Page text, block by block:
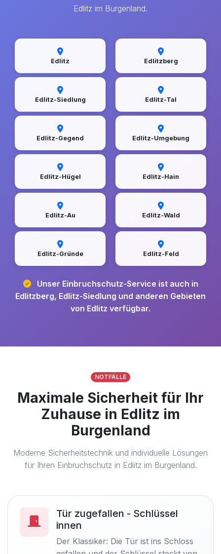
Edlitz im Burgenland.
Edlitz Edlitzberg
Edlitz-Siedlung Edlitz-Tal
Edlitz-Gegend Edlitz-Umgebung
Edlitz-Hügel Edlitz-Hain
Edlitz-Au Edlitz-Wald
Edlitz-Gründe Edlitz-Feld
Unser Einbruchschutz-Service ist auch in
Edlitzberg, Edlitz-Siedlung und anderen Gebieten
von Edlitz verfügbar.
NOTFÄLLE
Maximale Sicherheit für Ihr
Zuhause in Edlitz im
Burgenland
Moderne Sicherheitstechnik und individuelle Lösungen
für Ihren Einbruchschutz in Edlitz im Burgenland.
Tür zugefallen - Schlüssel
innen
Der Klassiker: Die Tür ist ins Schloss